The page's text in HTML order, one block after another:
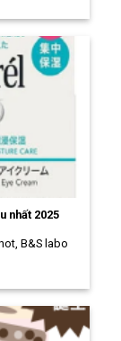
nhất 2025
B&S labo